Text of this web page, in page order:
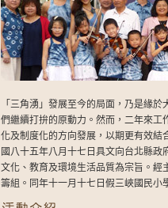
「三角湧」發展至今的局面，乃是緣
們繼續打拚的原動力。然而，二年來工
化及制度化的方向發展，以期更有效結
國八十五年八月十七日具文向台北縣
文化、教育及環境生活品質為宗旨。經
籌組。同年十一月十七日假三峽國民小